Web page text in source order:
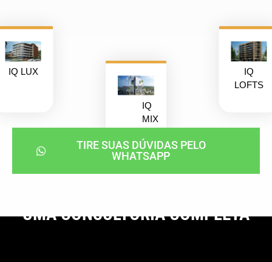
IQ LUX
IQ
MIX
IQ
LOFTS
TIRE SUAS DÚVIDAS PELO
WHATSAPP
UMA CONSULTORIA COMPLETA